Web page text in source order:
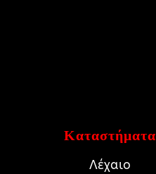
Καταστήματα
Λέχαιο